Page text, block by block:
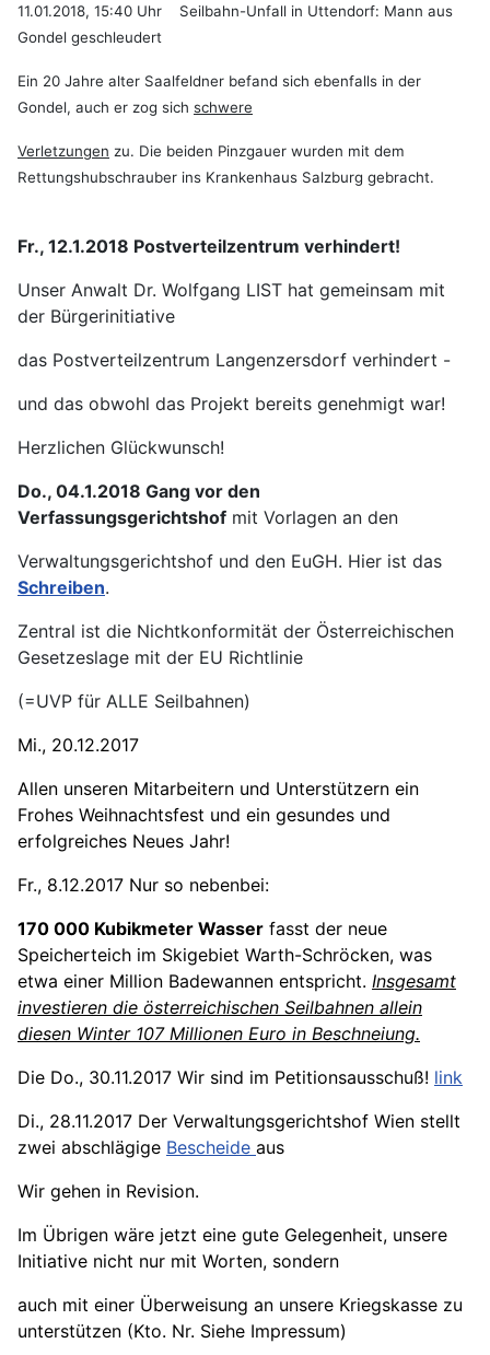
11.01.2018, 15:40 Uhr Seilbahn-Unfall in Uttendorf: Mann aus
Gondel geschleudert
Ein 20 Jahre alter Saalfeldner befand sich ebenfalls in der
Gondel, auch er zog sich schwere
Verletzungen zu. Die beiden Pinzgauer wurden mit dem
Rettungshubschrauber ins Krankenhaus Salzburg gebracht.
Fr., 12.1.2018 Postverteilzentrum verhindert!
Unser Anwalt Dr. Wolfgang LIST hat gemeinsam mit
der Bürgerinitiative
das Postverteilzentrum Langenzersdorf verhindert -
und das obwohl das Projekt bereits genehmigt war!
Herzlichen Glückwunsch!
Do., 04.1.2018 Gang vor den
Verfassungsgerichtshof mit Vorlagen an den
Verwaltungsgerichtshof und den EuGH. Hier ist das
Schreiben.
Zentral ist die Nichtkonformität der Österreichischen
Gesetzeslage mit der EU Richtlinie
(=UVP für ALLE Seilbahnen)
Mi., 20.12.2017
Allen unseren Mitarbeitern und Unterstützern ein
Frohes Weihnachtsfest und ein gesundes und
erfolgreiches Neues Jahr!
Fr., 8.12.2017 Nur so nebenbei:
170 000 Kubikmeter Wasser fasst der neue
Speicherteich im Skigebiet Warth-Schröcken, was
etwa einer Million Badewannen entspricht. Insgesamt
investieren die österreichischen Seilbahnen allein
diesen Winter 107Millionen Euro in Beschneiung.
Die Do., 30.11.2017 Wir sind im Petitionsausschuß! link
Di., 28.11.2017 Der Verwaltungsgerichtshof Wien stellt
zwei abschlägige Bescheide aus
Wir gehen in Revision.
Im Übrigen wäre jetzt eine gute Gelegenheit, unsere
Initiative nicht nur mit Worten, sondern
auch mit einer Überweisung an unsere Kriegskasse zu
unterstützen (Kto. Nr. Siehe Impressum)